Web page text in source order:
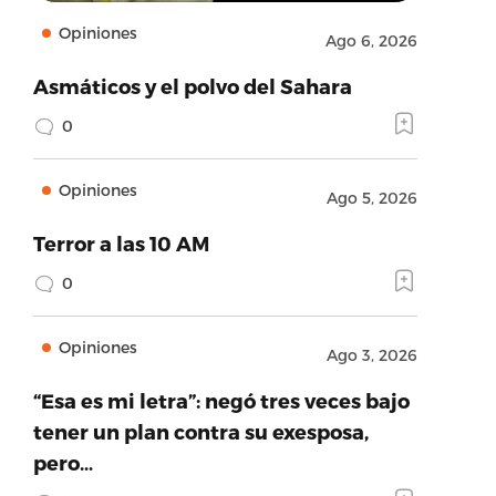
Opiniones Ago 6, 2026
Asmáticos y el polvo del Sahara
0
Opiniones Ago 5, 2026
Terror a las 10 AM
0
Opiniones Ago 3, 2026
“Esa es mi letra”: negó tres veces bajo
tener un plan contra su exesposa,
pero…